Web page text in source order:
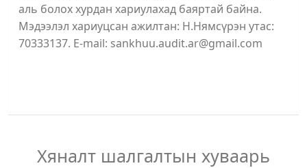
аль болох хурдан хариулахад баяртай байна.
Мэдээлэл хариуцсан ажилтан: Н.Нямсүрэн утас:
70333137. E-mail: sankhuu.audit.ar@gmail.com
Хяналт шалгалтын хуваарь